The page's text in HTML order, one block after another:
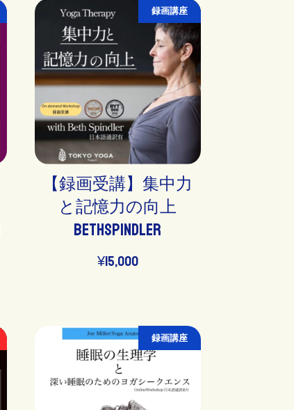
録画講座
【録画受講】集中力
と記憶力の向上
BethSpindler
¥15,000
録画講座